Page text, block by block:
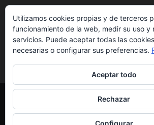
Contáctanos:
Elite Social
Eliminación de datos
Utilizamos cookies propias y de terceros
funcionamiento de la web, medir su uso y
servicios. Puede aceptar todas las
necesarias o configurar sus preferencias.
Aceptar todo
Rechazar
Configurar